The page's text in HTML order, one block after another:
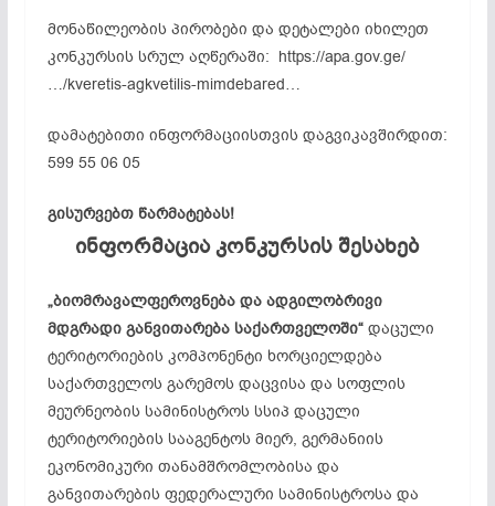
მონაწილეობის პირობები და დეტალები იხილეთ
კონკურსის სრულ აღწერაში: https://apa.gov.ge/
…/kveretis-agkvetilis-mimdebared…
დამატებითი ინფორმაციისთვის დაგვიკავშირდით:
599 55 06 05
გისურვებთ წარმატებას!
ინფორმაცია კონკურსის შესახებ
„ბიომრავალფეროვნება და ადგილობრივი
მდგრადი განვითარება საქართველოში“დაცული
ტერიტორიების კომპონენტი ხორციელდება
საქართველოს გარემოს დაცვისა და სოფლის
მეურნეობის სამინისტროს სსიპ დაცული
ტერიტორიების სააგენტოს მიერ, გერმანიის
ეკონომიკური თანამშრომლობისა და
განვითარების ფედერალური სამინისტროსა და